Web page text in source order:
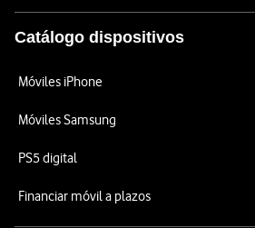
Catálogo dispositivos
Móviles iPhone
Móviles Samsung
PS5 digital
Financiar móvil a plazos